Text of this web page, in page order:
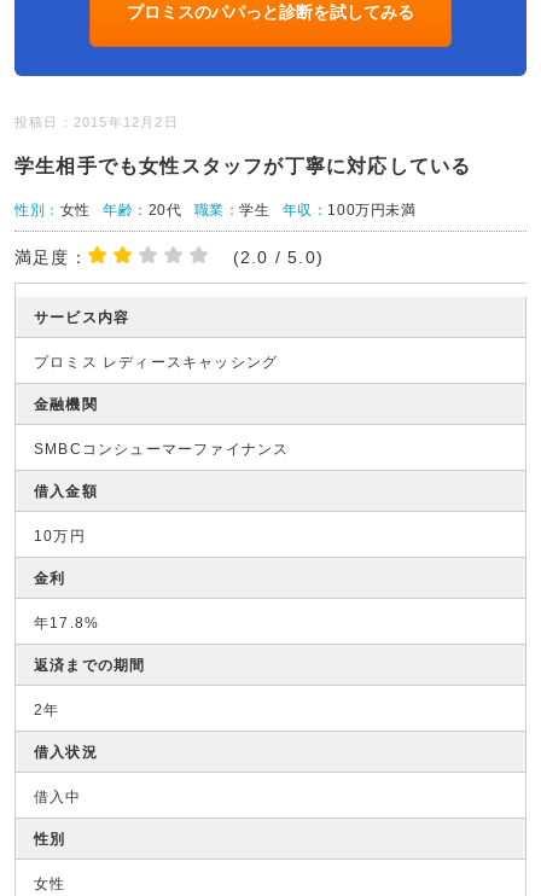
プロミスのパパっと診断を試してみる
投稿日：2015年12月2日
学生相手でも女性スタッフが丁寧に対応している
性別： 女性 年齢： 20代 職業：学生 年収： 100万円未満
満足度： (2.0 / 5.0)
サービス内容
プロミス レディースキャッシング
金融機関
SMBCコンシューマーファイナンス
借入金額
10万円
金利
年17.8%
返済までの期間
2年
借入状況
借入中
性別
女性